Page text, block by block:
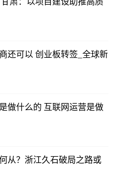
肃：以项目建设助推高质
还可以 创业板转签_全球新
做什么的 互联网运营是做
从？浙江久石破局之路或